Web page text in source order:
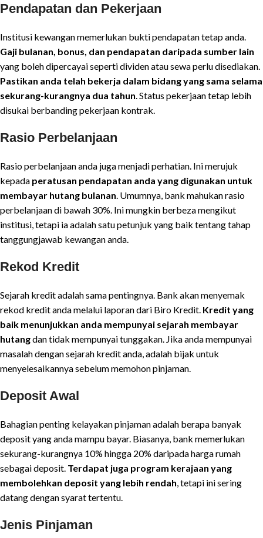
Pendapatan dan Pekerjaan
Institusi kewangan memerlukan bukti pendapatan tetap anda.
Gaji bulanan, bonus, dan pendapatan daripada sumber lain
yang boleh dipercayai seperti dividen atau sewa perlu disediakan.
Pastikan anda telah bekerja dalam bidang yang sama selama
sekurang-kurangnya dua tahun . Status pekerjaan tetap lebih
disukai berbanding pekerjaan kontrak.
Rasio Perbelanjaan
Rasio perbelanjaan anda juga menjadi perhatian. Ini merujuk
kepada peratusan pendapatan anda yang digunakan untuk
membayar hutang bulanan . Umumnya, bank mahukan rasio
perbelanjaan di bawah 30%. Ini mungkin berbeza mengikut
institusi, tetapi ia adalah satu petunjuk yang baik tentang tahap
tanggungjawab kewangan anda.
Rekod Kredit
Sejarah kredit adalah sama pentingnya. Bank akan menyemak
rekod kredit anda melalui laporan dari Biro Kredit. Kredit yang
baik menunjukkan anda mempunyai sejarah membayar
hutangdan tidak mempunyai tunggakan. Jika anda mempunyai
masalah dengan sejarah kredit anda, adalah bijak untuk
menyelesaikannya sebelum memohon pinjaman.
Deposit Awal
Bahagian penting kelayakan pinjaman adalah berapa banyak
deposit yang anda mampu bayar. Biasanya, bank memerlukan
sekurang-kurangnya 10% hingga 20% daripada harga rumah
sebagai deposit. Terdapat juga program kerajaan yang
membolehkan deposit yang lebih rendah , tetapi ini sering
datang dengan syarat tertentu.
Jenis Pinjaman